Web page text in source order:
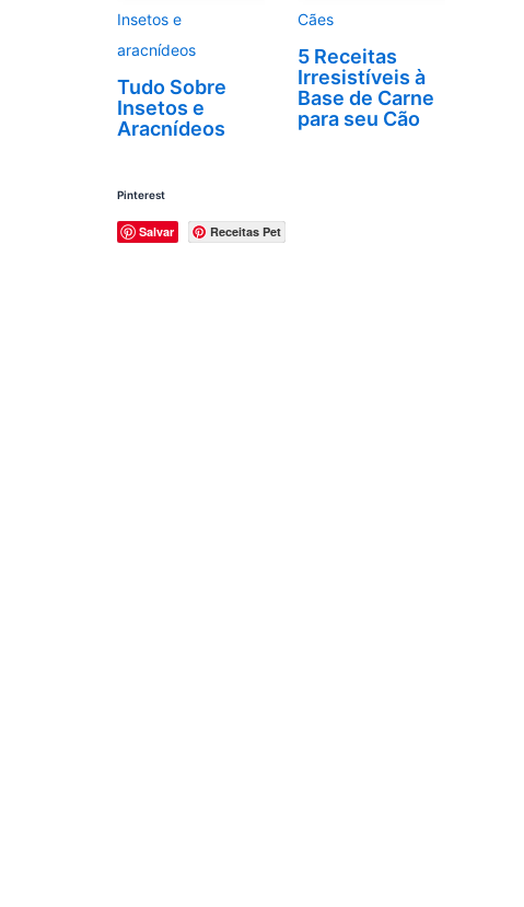
Insetos e
aracnídeos
Tudo Sobre
Insetos e
Aracnídeos
Cães
5 Receitas
Irresistíveis à
Base de Carne
para seu Cão
Pinterest
Salvar Receitas Pet